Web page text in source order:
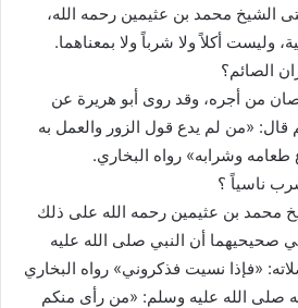
الشيخ محمد بن عثيمين رحمه الله،
وليست أكلاً ولا شرباً ولا بمعناهما.
الصائم؟
من أجره، وقد روى أبو هريرة عن
قال: «من لم يدع قول الزور والعمل به
وشرابه» رواه البخاري.
ناسياً ؟
محمد بن عثيمين رحمه الله على ذلك
صحيحيهما أن النبي صلى الله عليه
«فإذا نسيت فذكروني» رواه البخاري
صلى الله عليه وسلم: «من رأى منكم